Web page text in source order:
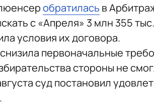
обратилась в
с «Апреля» 3 млн 355
условия их договора.
первоначальные
стороны не
суд постановил